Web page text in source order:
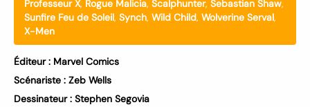
Professeur X, Rogue Malicia, Scalphunter, Sebastian Shaw,
Sunfire Feu de Soleil, Synch, Wild Child, Wolverine Serval,
X-Men
Éditeur : Marvel Comics
Scénariste : Zeb Wells
Dessinateur : Stephen Segovia